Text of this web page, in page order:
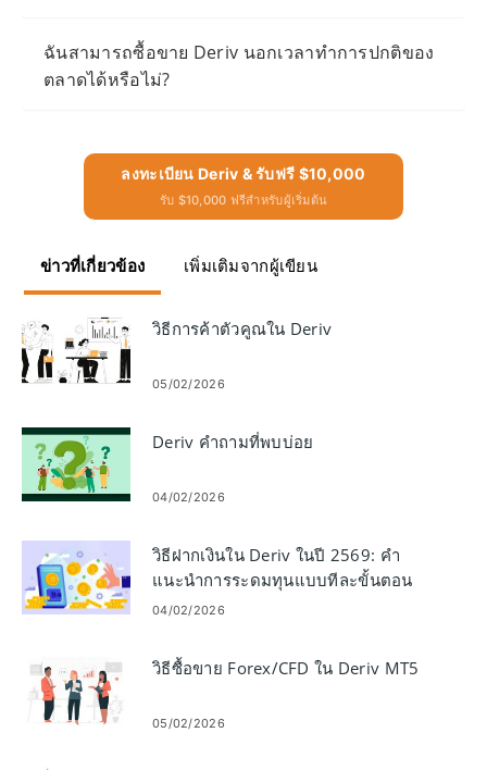
ฉันสามารถซื้อขาย Deriv นอกเวลาทำการปกติของ
ตลาดได้หรือไม่?
ลงทะเบียน Deriv & รับฟรี $10,000
รับ $10,000 ฟรีสำหรับผู้เริ่มต้น
ข่าวที่เกี่ยวข้อง เพิ่มเติมจากผู้เขียน
วิธีการค้าตัวคูณใน Deriv
05/02/2026
Deriv คำถามที่พบบ่อย
04/02/2026
วิธีฝากเงินใน Deriv ในปี 2569: คำ
แนะนำการระดมทุนแบบทีละขั้นตอน
ค่าธรรมเนียม และเวลาดำเนินการ
04/02/2026
วิธีซื้อขาย Forex/CFD ใน Deriv MT5
05/02/2026